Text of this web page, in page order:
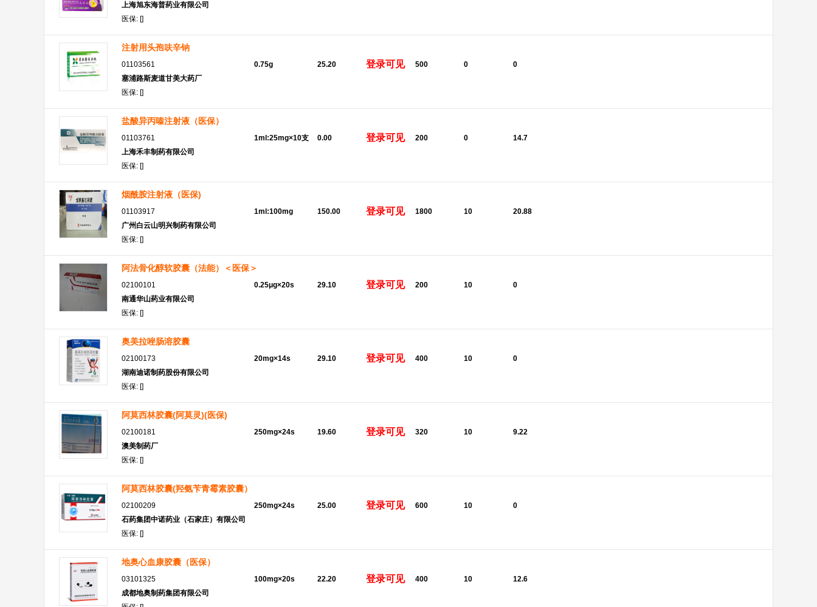
上海旭东海普药业有限公司
医保: []
注射用头孢呋辛钠
01103561
塞浦路斯麦道甘美大药厂
医保: []
0.75g 25.20 登录可见 500 0 0
盐酸异丙嗪注射液（医保）
01103761
上海禾丰制药有限公司
医保: []
1ml:25mg×10支 0.00 登录可见 200 0 14.7
烟酰胺注射液（医保)
01103917
广州白云山明兴制药有限公司
医保: []
1ml:100mg 150.00 登录可见 1800 10 20.88
阿法骨化醇软胶囊（法能）＜医保＞
02100101
南通华山药业有限公司
医保: []
0.25μg×20s 29.10 登录可见 200 10 0
奥美拉唑肠溶胶囊
02100173
湖南迪诺制药股份有限公司
医保: []
20mg×14s 29.10 登录可见 400 10 0
阿莫西林胶囊(阿莫灵)(医保)
02100181
澳美制药厂
医保: []
250mg×24s 19.60 登录可见 320 10 9.22
阿莫西林胶囊(羟氨苄青霉素胶囊）
02100209
石药集团中诺药业（石家庄）有限公司
医保: []
250mg×24s 25.00 登录可见 600 10 0
地奥心血康胶囊（医保）
03101325
成都地奥制药集团有限公司
100mg×20s 22.20 登录可见 400 10 12.6